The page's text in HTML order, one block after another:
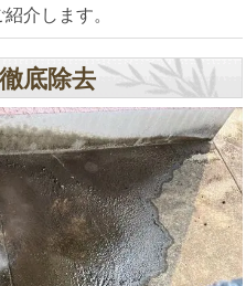
介します。
底除去